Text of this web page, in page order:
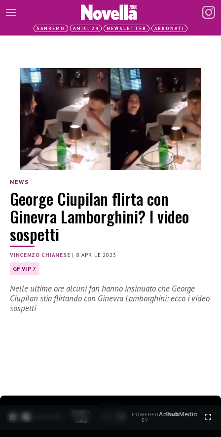
SANREMO AMICI 24 NEWSLETTER ABBONATI
NEWS
George Ciupilan flirta con
Ginevra Lamborghini? I video
sospetti
VINCENZO CHIANESE | 8 APRILE 2023
GF VIP 7
Nelle ultime ore alcuni fan hanno insinuato che George
Ciupilan stia flirtando con Ginevra Lamborghini: ecco i video
sospetti
0:29 /
1:40
POWERED
BY
AdhubMedia